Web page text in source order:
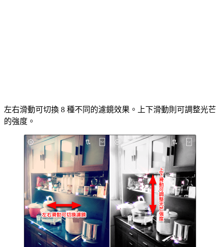
左右滑動可切換 8 種不同的濾鏡效果。上下滑動則可調整光芒
的強度。